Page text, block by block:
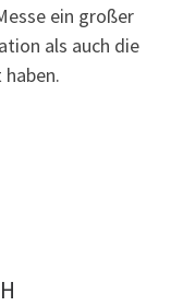
ein großer
als auch die